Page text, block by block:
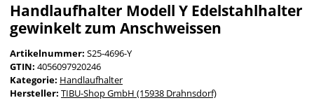
Handlaufhalter Modell Y Edelstahlhalter
gewinkelt zum Anschweissen
Artikelnummer: S25-4696-Y
GTIN: 4056097920246
Kategorie: Handlaufhalter
Hersteller: TIBU-Shop GmbH (15938 Drahnsdorf)